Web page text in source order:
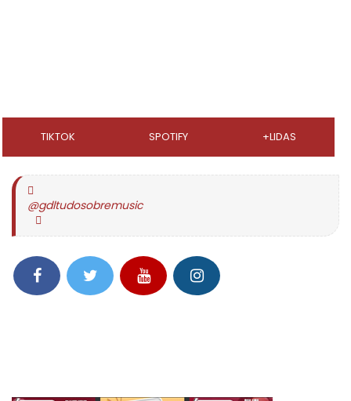
TIKTOK SPOTIFY +LIDAS
@gdltudosobremusic